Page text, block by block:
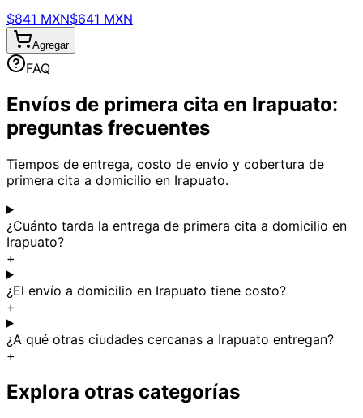
$841 MXN$641 MXN
Agregar
FAQ
Envíos de primera cita en Irapuato:
preguntas frecuentes
Tiempos de entrega, costo de envío y cobertura de
primera cita a domicilio en Irapuato.
¿Cuánto tarda la entrega de primera cita a domicilio en
Irapuato?
+
¿El envío a domicilio en Irapuato tiene costo?
+
¿A qué otras ciudades cercanas a Irapuato entregan?
+
Explora otras categorías